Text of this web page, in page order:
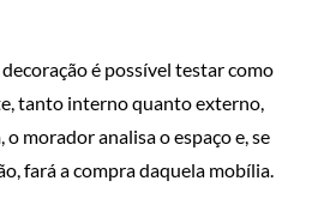
é possível testar como
tanto interno quanto externo,
morador analisa o espaço e, se
fará a compra daquela mobília.